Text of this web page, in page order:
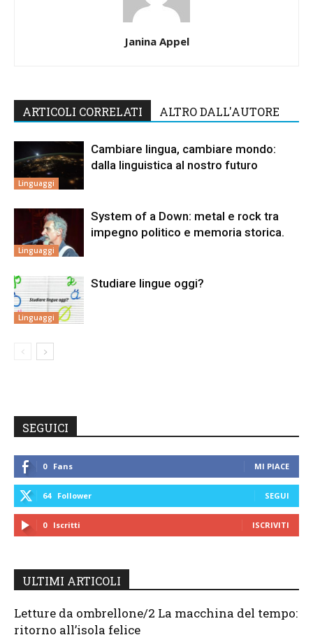
Janina Appel
ARTICOLI CORRELATI ALTRO DALL'AUTORE
Linguaggi
Cambiare lingua, cambiare mondo:
dalla linguistica al nostro futuro
Linguaggi
System of a Down: metal e rock tra
impegno politico e memoria storica.
Linguaggi
Studiare lingue oggi?
SEGUICI
0 Fans MI PIACE
64 Follower SEGUI
0 Iscritti ISCRIVITI
ULTIMI ARTICOLI
Letture da ombrellone/2 La macchina del tempo:
ritorno all’isola felice